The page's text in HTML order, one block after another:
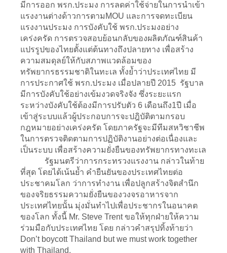
มีการออก พรก.ประมง การลดค่าใช้จ่ายในการนำเข้า
แรงงานต่างด้าวการตามMOU และการจดทะเบียน
แรงงานประมง การบังคับใช้ พรก.ประมงอย่าง
เคร่งครัด การตรวจสอบย้อนกลับของผลิตภัณฑ์สินค้า
แปรรูปของไทยตั้งแต่ต้นทางถึงปลายทาง เพื่อสร้าง
ความสมดุลย์ให้กับสภาพแวดล้อมของ
ทรัพยากรธรรมชาติในทะเล ทั้งย้ำว่าประเทศไทย มี
การประกาศใช้ พรก.ประมง เมื่อปลายปี 2015 รัฐบาล
มีการบังคับใช้อย่างเข้มงวดจริงจัง ซึ่งระยะแรก
ระหว่างบังคับใช้ต้องมีการปรับตัว 6 เดือนถึง1ปี เมื่อ
เข้าสู่ระบบแล้วผู้ประกอบการจะปฎิบัติตามกรอบ
กฎหมายอย่างเคร่งครัด โดยภาครัฐจะมีทีมสหวิชาชีพ
ในการตรวจติดตามการปฏิบัติงานอย่างต่อเนื่องและ
เป็นระบบ เพื่อสร้างความยั่งยืนของทรัพยากรทางทะเล
รัฐมนตรีว่าการกระทรวงแรงงาน กล่าวในท้าย
ที่สุด โดยได้เน้นย้ำ คำยืนยันของประเทศไทยต่อ
ประชาคมโลก ว่าการทำงาน เพื่อปลูกสร้างจิตสำนึก
ของจริยธรรมความยั่งยืนของวงจรอาหารจาก
ประเทศไทยนั้น มุ่งมั่นทำไปเพื่อประชากรในอนาคต
ของโลก ทั้งนี้ Mr. Steve Trent ขอให้ทุกฝ่ายให้ความ
ร่วมมือกับประเทศไทย โดย กล่าวคำสรุปทิ้งท้ายว่า
Don’t boycott Thailand but we must work together
with Thailand.